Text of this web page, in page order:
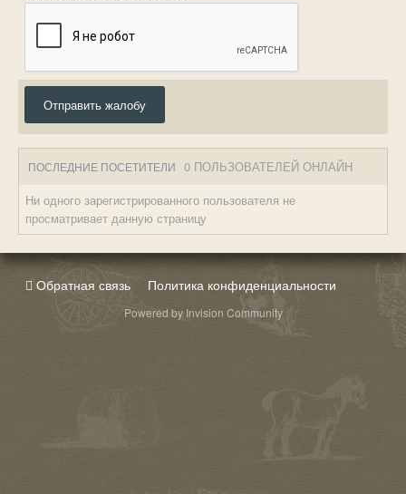
Отправить жалобу
ПОСЛЕДНИЕ ПОСЕТИТЕЛИ 0 ПОЛЬЗОВАТЕЛЕЙ ОНЛАЙН
Ни одного зарегистрированного пользователя не
просматривает данную страницу
Обратная связь Политика конфиденциальности
Powered by Invision Community